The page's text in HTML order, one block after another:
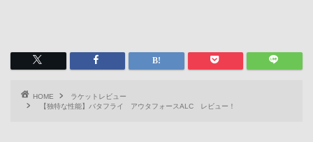
HOME
ラケットレビュー
【独特な性能】バタフライ アウタフォースALC レビュー！